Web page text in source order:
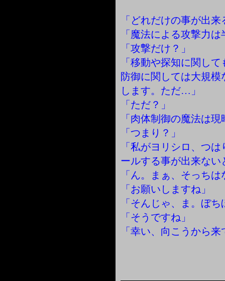
「どれだけの事が出来
「魔法による攻撃力
「攻撃だけ？」
「移動や探知に関し
防御に関しては大規
します。ただ…」
「ただ？」
「肉体制御の魔法は
「つまり？」
「私がヨリシロ、つ
ールする事が出来ない
「ん。まぁ、そっち
「お願いしますね」
「そんじゃ、ま。ぼ
「そうですね」
「幸い、向こうから